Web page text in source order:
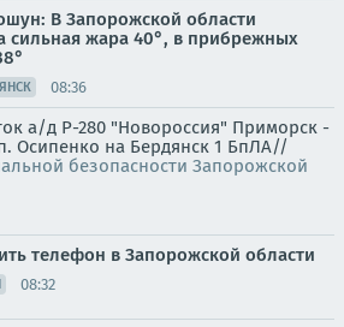
В Запорожской области
сильная жара 40°, в прибрежных
08:36
а/д Р-280 "Новороссия" Приморск -
Осипенко на Бердянск 1 БпЛА//
безопасности Запорожской
телефон в Запорожской области
08:32